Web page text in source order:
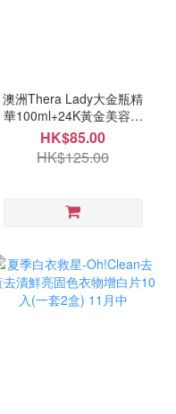
澳洲Thera Lady大金瓶精
華100ml+24K黃金美容套
裝 9月尾
HK$85.00
HK$125.00